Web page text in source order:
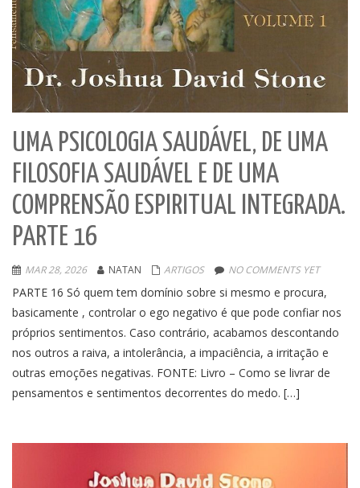
UMA PSICOLOGIA SAUDÁVEL, DE UMA
FILOSOFIA SAUDÁVEL E DE UMA
COMPRENSÃO ESPIRITUAL INTEGRADA.
PARTE 16
MAR 28, 2026 NATAN ARTIGOS NO COMMENTS YET
PARTE 16 Só quem tem domínio sobre si mesmo e procura,
basicamente , controlar o ego negativo é que pode confiar nos
próprios sentimentos. Caso contrário, acabamos descontando
nos outros a raiva, a intolerância, a impaciência, a irritação e
outras emoções negativas. FONTE: Livro – Como se livrar de
pensamentos e sentimentos decorrentes do medo. […]